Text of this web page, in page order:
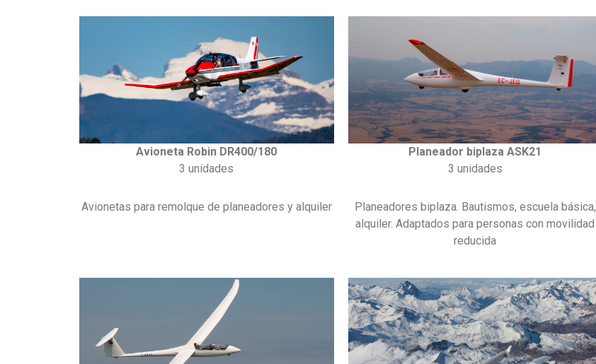
Avioneta Robin DR400/180
3 unidades
Avionetas para remolque de planeadores y alquiler
Planeador biplaza ASK21
3 unidades
Planeadores biplaza. Bautismos, escuela básica,
alquiler. Adaptados para personas con movilidad
reducida